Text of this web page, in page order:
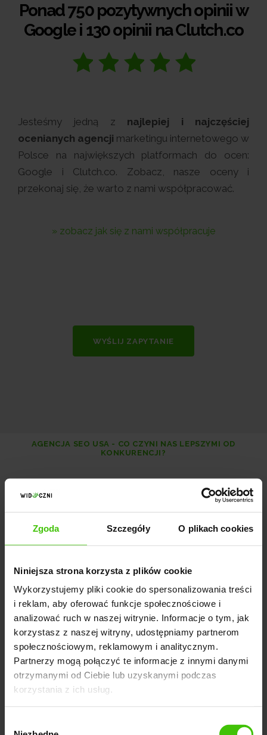
Zgoda Szczegóły O plikach cookies
Niniejsza strona korzysta z plików cookie
Wykorzystujemy pliki cookie do spersonalizowania treści
i reklam, aby oferować funkcje społecznościowe i
analizować ruch w naszej witrynie. Informacje o tym, jak
korzystasz z naszej witryny, udostępniamy partnerom
społecznościowym, reklamowym i analitycznym.
Partnerzy mogą połączyć te informacje z innymi danymi
otrzymanymi od Ciebie lub uzyskanymi podczas
korzystania z ich usług.
Ponad 750 pozytywnych opinii w
Google i 130 opinii na Clutch.co
Jesteśmy jedną z najlepiej i najczęściej
ocenianych agencji marketingu internetowego w
Polsce na największych platformach do ocen:
Google i Clutch.co. Zobacz, nasze oceny i
przekonaj się, że warto z nami współpracować.
» zobacz jak się z nami współpracuje
WYŚLIJ ZAPYTANIE
AGENCJA SEO USA - CO CZYNI NAS LEPSZYMI OD
KONKURENCJI?
Pozycjonowanie w Stanach
Zjednoczonych - dodatkowe
korzyści dla Twojego biznesu
amerykańskim, warto postawić na działania,
które realnie wpływają na wzrost
widoczności, ruchu i konwersji.jako Agencja
Digital oferujemypozycjonowanie stronorazGoo
gle Ads
na terenie Stanów Zjednoczonych, które
opiera się na analizie danych, dopasowanej
strategii SEO oraz ciągłej optymalizacji pod kątem
algorytmów Google.
Współpracując z naszym zespołem, otrzymujesz
nie tylko plan działań, ale wdrożenie rozwiązań,